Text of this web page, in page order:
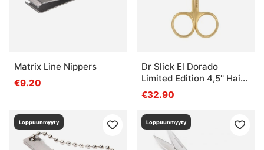
Matrix Line Nippers
€9.20
Dr Slick El Dorado
Limited Edition 4,5'' Hair
Scissor
€32.90
Loppuunmyyty Loppuunmyyty